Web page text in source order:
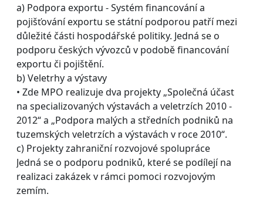
a) Podpora exportu - Systém financování a
pojišťování exportu se státní podporou patří mezi
důležité části hospodářské politiky. Jedná se o
podporu českých vývozců v podobě financování
exportu či pojištění.
b) Veletrhy a výstavy
• Zde MPO realizuje dva projekty „Společná účast
na specializovaných výstavách a veletrzích 2010 -
2012“ a „Podpora malých a středních podniků na
tuzemských veletrzích a výstavách v roce 2010“.
c) Projekty zahraniční rozvojové spolupráce
Jedná se o podporu podniků, které se podílejí na
realizaci zakázek v rámci pomoci rozvojovým
zemím.